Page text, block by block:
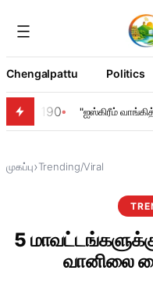
Chengalpattu Politics
190 "ஐஸ்கிரீம்
முகப்பு›Trending/Viral
5
வானிலை